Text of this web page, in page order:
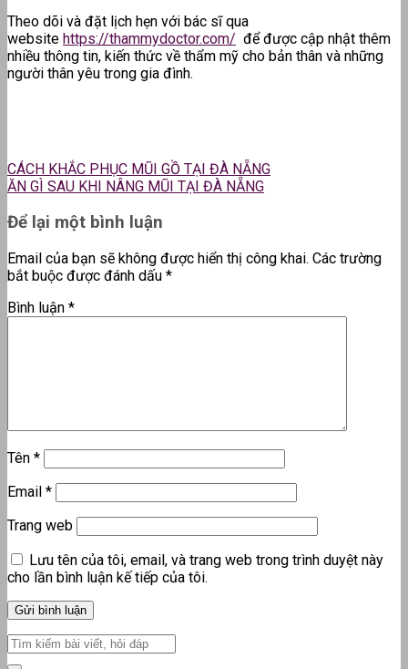
Theo dõi và đặt lịch hẹn với bác sĩ qua
website https://thammydoctor.com/ để được cập nhật thêm
nhiều thông tin, kiến thức về thẩm mỹ cho bản thân và những
người thân yêu trong gia đình.
CÁCH KHẮC PHỤC MŨI GỒ TẠI ĐÀ NẴNG
ĂN GÌ SAU KHI NÂNG MŨI TẠI ĐÀ NẴNG
Để lại một bình luận
Email của bạn sẽ không được hiển thị công khai. Các trường
bắt buộc được đánh dấu *
Bình luận *
Tên *
Email *
Trang web
Lưu tên của tôi, email, và trang web trong trình duyệt này
cho lần bình luận kế tiếp của tôi.